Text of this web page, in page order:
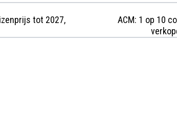
tot 2027,
ACM: 1 op 10